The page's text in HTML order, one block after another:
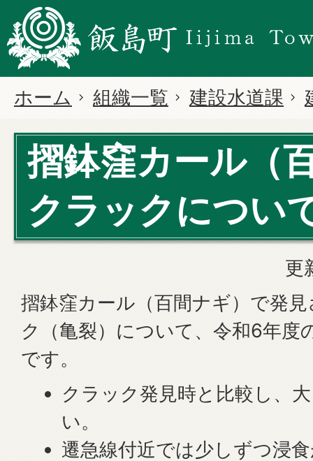
ホーム 組織一覧 建設水道課
摺鉢窪カール（
クラックについ
更
摺鉢窪カール（百間ナギ）で発
ク（亀裂）について、令和6年度
です。
クラック発見時と比較し、
い。
遷急線付近では少しずつ浸